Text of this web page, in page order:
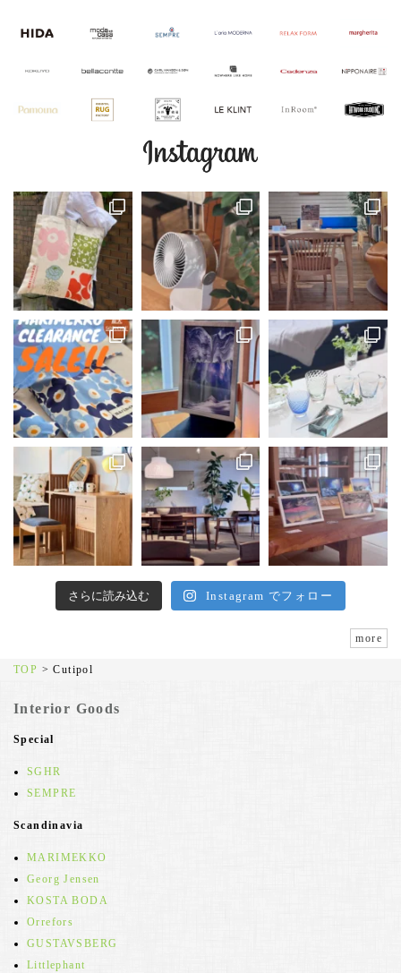
さらに読み込む Instagram でフォロー
more
TOP >Cutipol
Interior Goods
Special
SGHR
SEMPRE
Scandinavia
MARIMEKKO
Georg Jensen
KOSTA BODA
Orrefors
GUSTAVSBERG
Littlephant